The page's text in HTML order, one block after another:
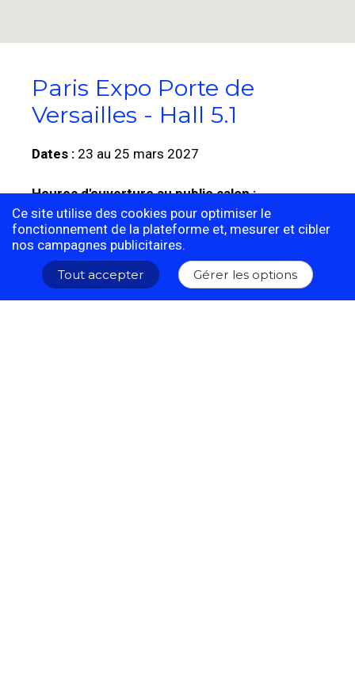
Paris Expo Porte de
Versailles - Hall 5.1
Dates : 23 au 25 mars 2027
Heures d'ouverture au public salon :
non défini à ce jour
VIPARIS - PORTE DE VERSAILLES
Parc des Expositions - Pavillon 5.1
1 place de la Porte de Versailles - 75015 Paris
Ce site utilise des cookies pour optimiser le
fonctionnement de la plateforme et, mesurer et cibler
nos campagnes publicitaires.
Tout accepter Gérer les options